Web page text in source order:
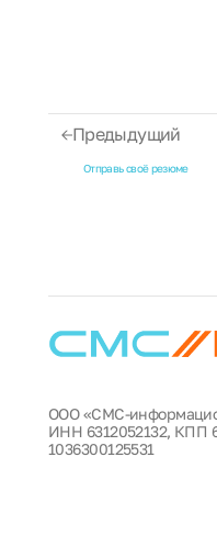
Предыдущий
Отправь своё резюме
ООО «СМС-
ИНН 6312052132, КПП
1036300125531